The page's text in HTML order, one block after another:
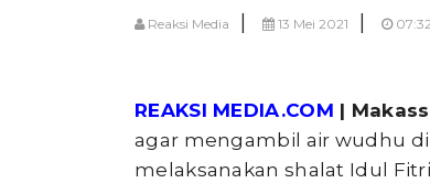
Reaksi Media 13 Mei 2021
REAKSI MEDIA.COM |
agar mengambil air wudhu
melaksanakan shalat Idul